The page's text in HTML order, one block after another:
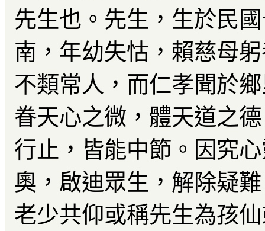
先生也。先生，生於民
南，年幼失怙，賴慈母
不類常人，而仁孝聞於
眷天心之微，體天道之
行止，皆能中節。因究
奧，啟迪眾生，解除疑
老少共仰或稱先生為孩